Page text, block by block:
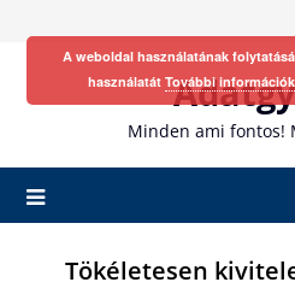
Minden ami fontos!
Tökéletesen
A weboldal használatának
használatát További információk